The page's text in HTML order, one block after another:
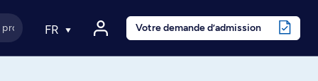
FR Votre demande d’admission